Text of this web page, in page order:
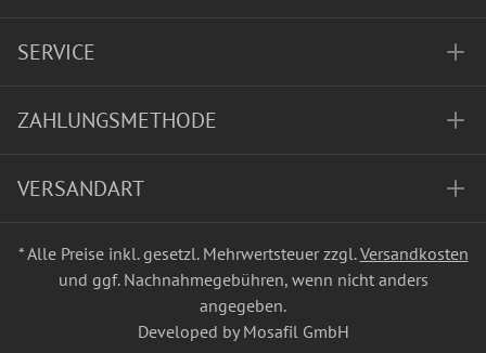
SERVICE
ZAHLUNGSMETHODE
VERSANDART
* Alle Preise inkl. gesetzl. Mehrwertsteuer zzgl.Versandkosten
und ggf. Nachnahmegebühren, wenn nicht anders
angegeben.
Developed by Mosafil GmbH